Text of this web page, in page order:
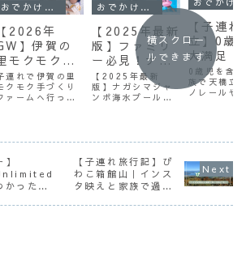
おでかけ・旅行
【2026年
】伊賀の
モクモク手
くりファー
は子連れに
すすめ？4
連れで伊賀の里
クモク手づくり
ァームへ行って
ふれあい、食
、子連れで行く
のポイントまで
しく紹介しま
。お出かけ前の
考にぜひご覧く
おでかけ・旅行
【2025年最新
版】ファミリ
ー必見！ナガ
シマジャンボ
海水プールを
総勢13人で楽
験談
【2025年最新
版】ナガシマジャ
ンボ海水プールを
便利な持ち物まで
リアルレポート。
最新の宿情報も紹
介します。
【子連
立】0歳
大満足！
家族で行
よかった
すめスポ
覧船も◎
0歳児を含
族で天橋立
ノレールや
点やおすす
めるスポッ
しくご紹介
す。
横スクロー
ルできます
かった本
【子連れ旅行記】び
わこ箱館山｜インス
タ映えと家族で過ご